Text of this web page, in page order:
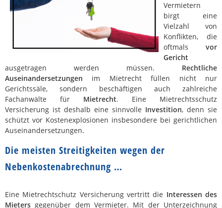
Vermietern
birgt eine
Vielzahl von
Konflikten, die
oftmals vor
Gericht
ausgetragen werden müssen. Rechtliche
Auseinandersetzungen im Mietrecht füllen nicht nur
Gerichtssäle, sondern beschäftigen auch zahlreiche
Fachanwälte für Mietrecht. Eine Mietrechtsschutz
Versicherung ist deshalb eine sinnvolle Investition, denn sie
schützt vor Kostenexplosionen insbesondere bei gerichtlichen
Auseinandersetzungen.
Die meisten Streitigkeiten wegen der
Nebenkostenabrechnung …
Eine Mietrechtschutz Versicherung vertritt die Interessen des
Mieters gegenüber dem Vermieter. Mit der Unterzeichnung